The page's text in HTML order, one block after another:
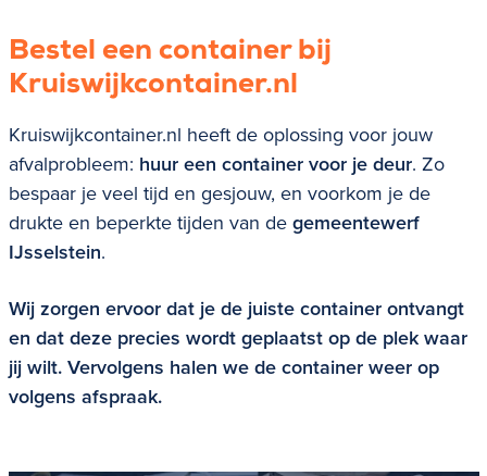
Bestel een container bij
Kruiswijkcontainer.nl
Kruiswijkcontainer.nl heeft de oplossing voor jouw
afvalprobleem: huur een container voor je deur. Zo
bespaar je veel tijd en gesjouw, en voorkom je de
drukte en beperkte tijden van degemeentewerf
IJsselstein.
Wij zorgen ervoor dat je de juiste container ontvangt
en dat deze precies wordt geplaatst op de plek waar
jij wilt. Vervolgens halen we de container weer op
volgens afspraak.